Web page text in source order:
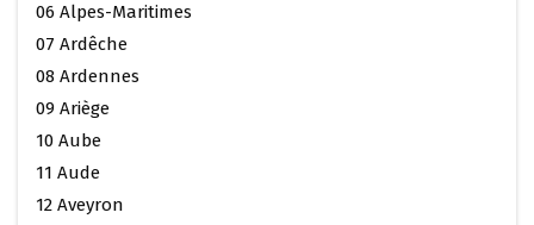
06 Alpes-Maritimes
07 Ardêche
08 Ardennes
09 Ariège
10 Aube
11 Aude
12 Aveyron